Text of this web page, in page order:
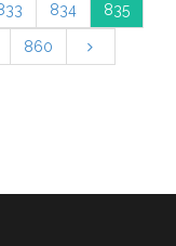
834 835
860